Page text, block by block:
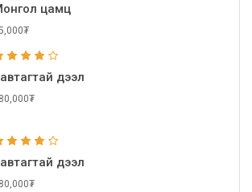
цамц
дээл
дээл